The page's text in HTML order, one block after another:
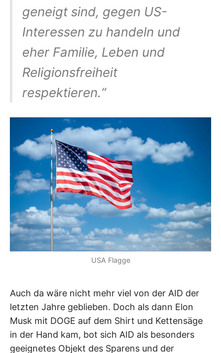
geneigt sind, gegen US-
Interessen zu handeln und
eher Familie, Leben und
Religionsfreiheit
respektieren.“
USA Flagge
Auch da wäre nicht mehr viel von der AID der
letzten Jahre geblieben. Doch als dann Elon
Musk mit DOGE auf dem Shirt und Kettensäge
in der Hand kam, bot sich AID als besonders
geeignetes Objekt des Sparens und der